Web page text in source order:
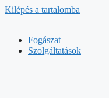
Kilépés a tartalomba
Fogászat
Szolgáltatások